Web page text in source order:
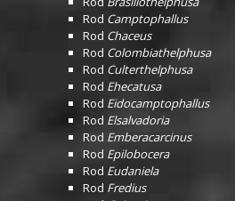
Rod Camptophallus
Rod Chaceus
Rod Colombiathelphusa
Rod Culterthelphusa
Rod Ehecatusa
Rod Eidocamptophallus
Rod Elsalvadoria
Rod Emberacarcinus
Rod Epilobocera
Rod Eudaniela
Rod Fredius